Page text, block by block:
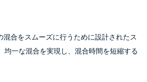
均一な混合を実現し、混合時間を短縮する